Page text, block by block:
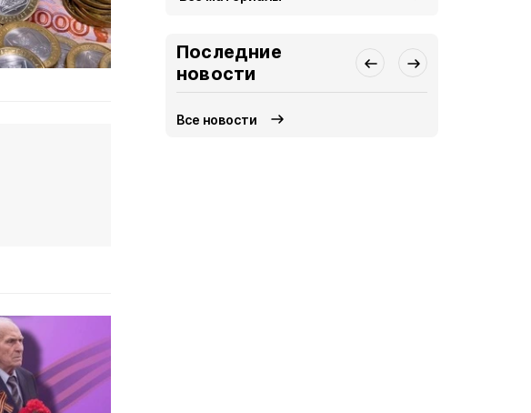
Последние
новости
Все новости